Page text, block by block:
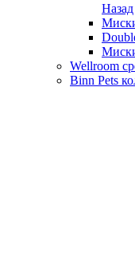
Назад
Wellroom
Binn Pets